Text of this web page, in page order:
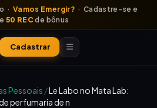
· Vamos Emergir? · Cadastre-se e
50 RECde bônus
Cadastrar
Pessoais /Le Labo no Mata Lab:
perfumaria de n